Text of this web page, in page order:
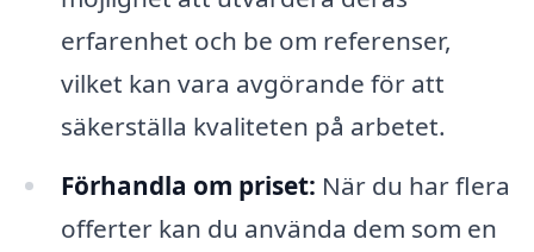
erfarenhet och be om referenser,
vilket kan vara avgörande för att
säkerställa kvaliteten på arbetet.
Förhandla om priset: När du har flera
offerter kan du använda dem som en